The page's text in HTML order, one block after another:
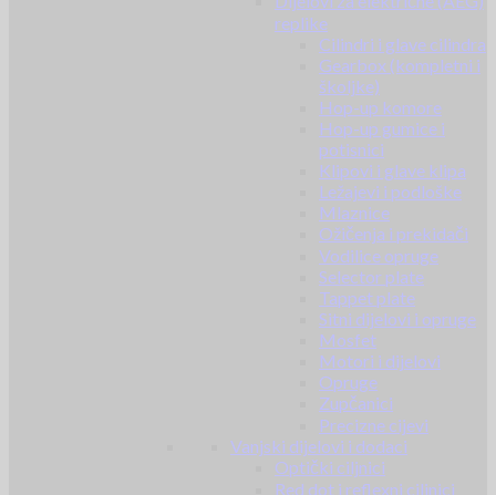
replike
Cilindri i glave cilindra
Gearbox (kompletni i
školjke)
Hop-up komore
Hop-up gumice i
potisnici
Klipovi i glave klipa
Ležajevi i podloške
Mlaznice
Ožičenja i prekidači
Vodilice opruge
Selector plate
Tappet plate
Sitni dijelovi i opruge
Mosfet
Motori i dijelovi
Opruge
Zupčanici
Precizne cijevi
Vanjski dijelovi i dodaci
Optički ciljnici
Red dot i reflexni ciljnici